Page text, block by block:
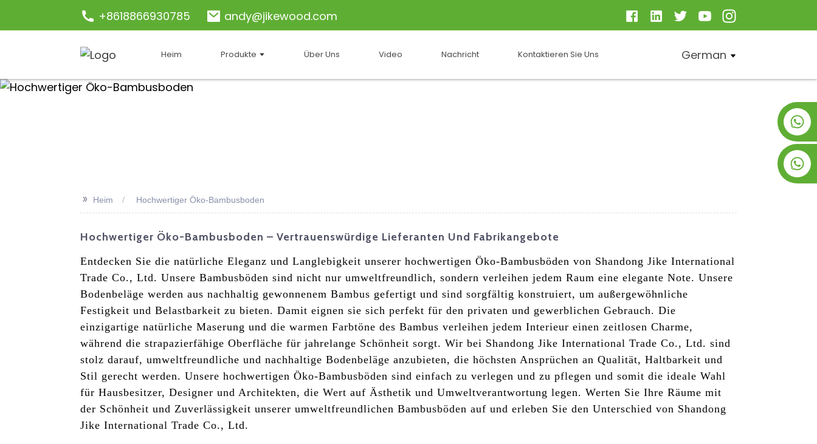
+8618866930785 andy@jikewood.com
Heim Produkte Über Uns Video Nachricht Kontaktieren Sie Uns German
>> Heim Hochwertiger Öko-Bambusboden
Hochwertiger Öko-Bambusboden – Vertrauenswürdige Lieferanten Und Fabrikangebote
Entdecken Sie die natürliche Eleganz und Langlebigkeit unserer hochwertigen Öko-Bambusböden von Shandong Jike International
Trade Co., Ltd. Unsere Bambusböden sind nicht nur umweltfreundlich, sondern verleihen jedem Raum eine elegante Note. Unsere
Bodenbeläge werden aus nachhaltig gewonnenem Bambus gefertigt und sind sorgfältig konstruiert, um außergewöhnliche
Festigkeit und Belastbarkeit zu bieten. Damit eignen sie sich perfekt für den privaten und gewerblichen Gebrauch. Die
einzigartige natürliche Maserung und die warmen Farbtöne des Bambus verleihen jedem Interieur einen zeitlosen Charme,
während die strapazierfähige Oberfläche für jahrelange Schönheit sorgt. Wir bei Shandong Jike International Trade Co., Ltd. sind
stolz darauf, umweltfreundliche und nachhaltige Bodenbeläge anzubieten, die höchsten Ansprüchen an Qualität, Haltbarkeit und
Stil gerecht werden. Unsere hochwertigen Öko-Bambusböden sind einfach zu verlegen und zu pflegen und somit die ideale Wahl
für Hausbesitzer, Designer und Architekten, die Wert auf Ästhetik und Umweltverantwortung legen. Werten Sie Ihre Räume mit
der Schönheit und Zuverlässigkeit unserer umweltfreundlichen Bambusböden auf und erleben Sie den Unterschied von Shandong
Jike International Trade Co., Ltd.